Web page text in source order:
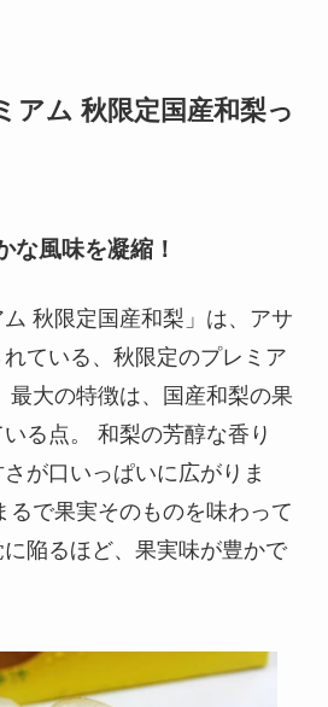
アム 秋限定国産和梨っ
な風味を凝縮！
ム 秋限定国産和梨」は、アサ
ている、秋限定のプレミア
最大の特徴は、国産和梨の果
る点。 和梨の芳醇な香り
が口いっぱいに広がりま
るで果実そのものを味わって
陥るほど、果実味が豊かで